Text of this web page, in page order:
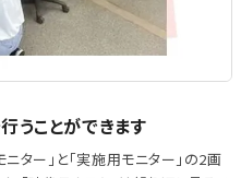
うことができます
ター」と「実施用モニター」の2画